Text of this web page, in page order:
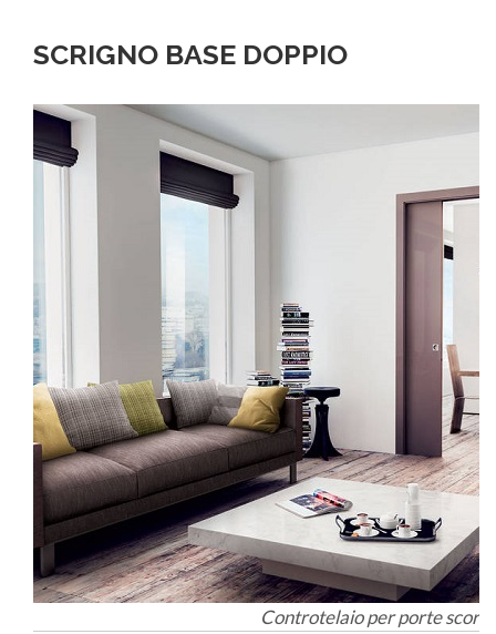
SCRIGNO BASE DOPPIO
Controtelaio per porte